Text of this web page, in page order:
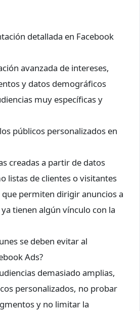
detallada en Facebook
avanzada de intereses,
y datos demográficos
muy específicas y
públicos personalizados en
creadas a partir de datos
listas de clientes o visitantes
permiten dirigir anuncios a
tienen algún vínculo con la
se deben evitar al
Ads?
demasiado amplias,
personalizados, no probar
y no limitar la